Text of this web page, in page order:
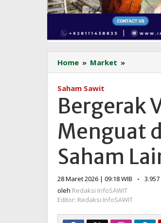
Home » Market »
Variatif,
LSIP
Menguat
di
Tengah
Tekanan
Sebagian
Lain
Saham Sawit
Bergerak
Menguat
Saham
28 Maret 2026 | 09:18 WIB
oleh
-
oleh Redaksi InfoSAWIT
Editor: Redaksi InfoSAWIT